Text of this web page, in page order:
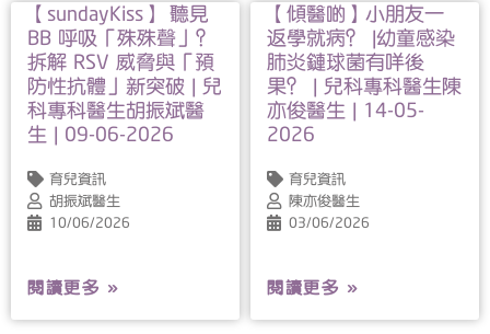
【sundayKiss】 聽見
BB 呼吸「殊殊聲」？
拆解 RSV 威脅與「預
防性抗體」新突破 | 兒
科專科醫生胡振斌醫
生 | 09-06-2026
育兒資訊
胡振斌醫生
10/06/2026
閱讀更多 »
【傾醫啲】小朋友一
返學就病？ |幼童感染
肺炎鏈球菌有咩後
果？ | 兒科專科醫生陳
亦俊醫生 | 14-05-
2026
育兒資訊
陳亦俊醫生
03/06/2026
閱讀更多 »